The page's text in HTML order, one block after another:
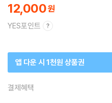
12,000
YES포인트
앱 다운 시 1천원 상품권
결제혜택